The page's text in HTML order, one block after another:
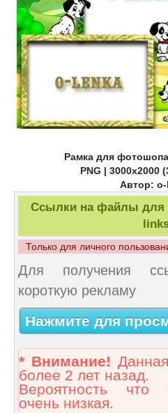
Рамка для
PNG | 3000х2000
Автор:
Ссылки на файлы для
Только для личного
Для получения
короткую рекламу
Нажмите для
* Внимание!
более 2 лет назад.
Вероятность что
очень низкая.